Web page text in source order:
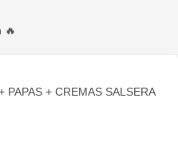
🔥
+ PAPAS + CREMAS SALSERA